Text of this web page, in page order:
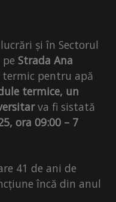
și în Sectorul
Strada Ana
pentru apă
termice, un
va fi sistată
ora 09:00 – 7
41 de ani de
încă din anul